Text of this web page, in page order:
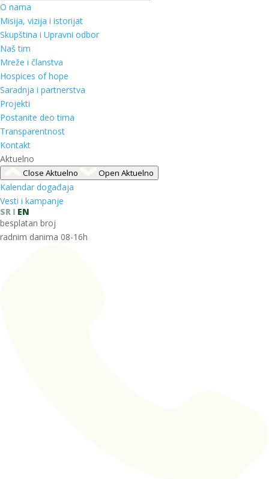
O nama
Misija, vizija i istorijat
Skupština i Upravni odbor
Naš tim
Mreže i članstva
Hospices of hope
Saradnja i partnerstva
Projekti
Postanite deo tima
Transparentnost
Kontakt
Aktuelno
Close Aktuelno Open Aktuelno
Kalendar događaja
Vesti i kampanje
SR
EN
besplatan broj
radnim danima 08-16h